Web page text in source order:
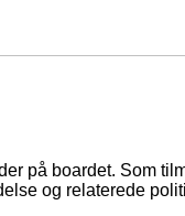
på boardet. Som
og relaterede